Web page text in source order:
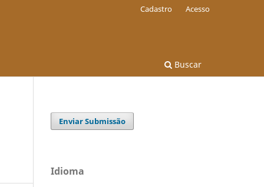
Buscar
Cadastro Acesso
Enviar Submissão
Idioma